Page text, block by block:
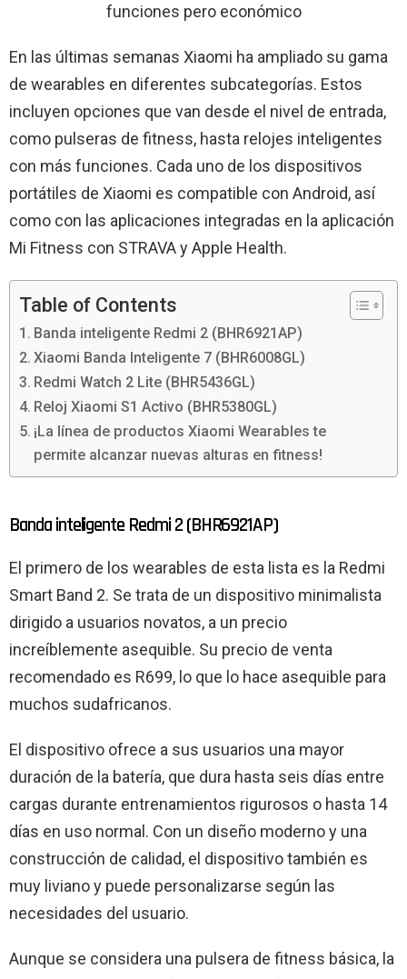
funciones pero económico
En las últimas semanas Xiaomi ha ampliado su gama
de wearables en diferentes subcategorías. Estos
incluyen opciones que van desde el nivel de entrada,
como pulseras de fitness, hasta relojes inteligentes
con más funciones. Cada uno de los dispositivos
portátiles de Xiaomi es compatible con Android, así
como con las aplicaciones integradas en la aplicación
Mi Fitness con STRAVA y Apple Health.
Table of Contents
Banda inteligente Redmi 2 (BHR6921AP)
Xiaomi Banda Inteligente 7 (BHR6008GL)
Redmi Watch 2 Lite (BHR5436GL)
Reloj Xiaomi S1 Activo (BHR5380GL)
¡La línea de productos Xiaomi Wearables te
permite alcanzar nuevas alturas en fitness!
Banda inteligente Redmi 2 (BHR6921AP)
El primero de los wearables de esta lista es la Redmi
Smart Band 2. Se trata de un dispositivo minimalista
dirigido a usuarios novatos, a un precio
increíblemente asequible. Su precio de venta
recomendado es R699, lo que lo hace asequible para
muchos sudafricanos.
El dispositivo ofrece a sus usuarios una mayor
duración de la batería, que dura hasta seis días entre
cargas durante entrenamientos rigurosos o hasta 14
días en uso normal. Con un diseño moderno y una
construcción de calidad, el dispositivo también es
muy liviano y puede personalizarse según las
necesidades del usuario.
Aunque se considera una pulsera de fitness básica, la